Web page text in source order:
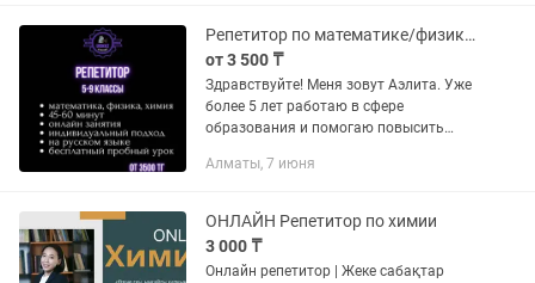
Репетитор по математике/физике/химии 5-9 кл Онлайн Пробный урок бесплатно
от 3 500 ₸
Здравствуйте! Меня зовут Аэлита. Уже
более 5 лет работаю в сфере
образования и помогаю повысить
подготовиться к экзаменам. ✅
Алматы, 7 июня
ОНЛАЙН Репетитор по химии
3 000 ₸
Онлайн репетитор | Жеке сабақтар